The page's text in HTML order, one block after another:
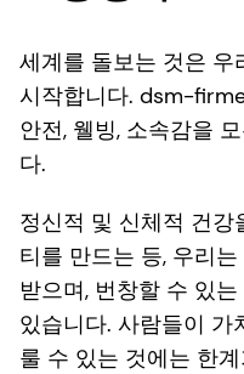
세계를 돌보는 것은 우
시작합니다. dsm-
안전, 웰빙, 소속감을
다.
정신적 및 신체적 건강
티를 만드는 등, 우리
받으며, 번창할 수 있
있습니다. 사람들이 가
룰 수 있는 것에는 한